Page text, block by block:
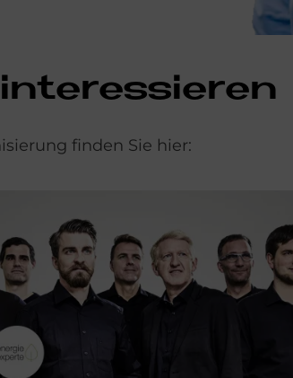
finden Sie hier: